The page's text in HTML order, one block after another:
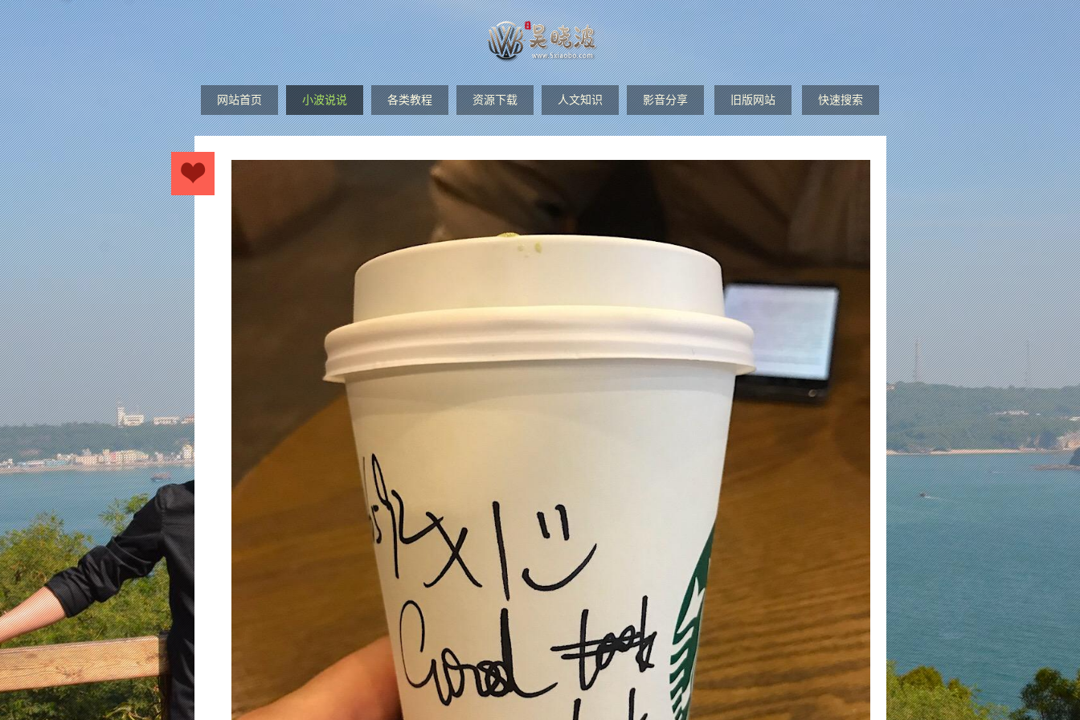
网站首页 小波说说 各类教程 资源下载 人文知识 影音分享 旧版网站 快速搜索